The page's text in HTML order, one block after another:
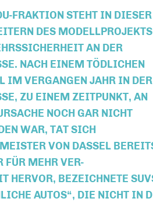
FRAKTION STEHT IN DIESER
DES MODELLPROJEKTS
AN DER
NACH EINEM TÖDLICHEN V
VERGANGEN JAHR IN DER I
ZU EINEM ZEITPUNKT, AN DE
NOCH GAR NICHT ER
WAR, TAT SICH BE
VON DASSEL BEREITS
MEHR VER-KE
BEZEICHNETE SUVS
AUTOS“, DIE NICHT IN DIE